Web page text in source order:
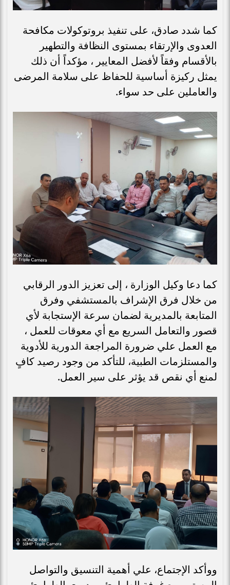
كما شدد صادق، على تنفيذ بروتوكولات مكافحة
العدوى والإرتقاء بمستوى النظافة والتطهير
بالأقسام وفقاً لأفضل المعايير ، مؤكداً أن ذلك
يمثل ركيزة أساسية للحفاظ على سلامة المرضى
والعاملين على حد سواء.
كما دعا وكيل الوزارة ، إلى تعزيز الدور الرقابي
من خلال فرق الإشراف بالمستشفي وفرق
المتابعة بالمديرية لضمان سرعة الإستجابة لأي
قصور والتعامل السريع مع أي معوقات للعمل ،
مع العمل علي ضرورة المراجعة الدورية للأدوية
والمستلزمات الطبية، للتأكد من وجود رصيد كافٍ
لمنع أي نقص قد يؤثر على سير العمل.
ووأكد الإجتماع، علي أهمية التنسيق والتواصل